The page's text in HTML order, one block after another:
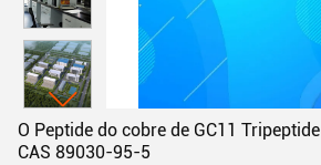
O Peptide do cobre de GC11
CAS 89030-95-5